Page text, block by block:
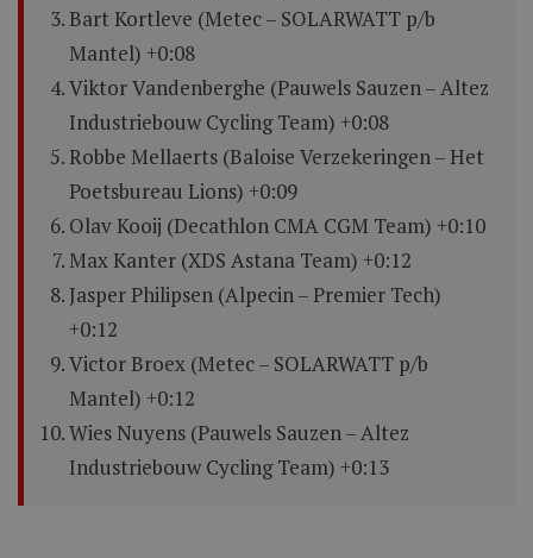
Bart Kortleve (Metec – SOLARWATT p/b
Mantel) +0:08
Viktor Vandenberghe (Pauwels Sauzen – Altez
Industriebouw Cycling Team) +0:08
Robbe Mellaerts (Baloise Verzekeringen – Het
Poetsbureau Lions) +0:09
Olav Kooij (Decathlon CMA CGM Team) +0:10
Max Kanter (XDS Astana Team) +0:12
Jasper Philipsen (Alpecin – Premier Tech)
+0:12
Victor Broex (Metec – SOLARWATT p/b
Mantel) +0:12
Wies Nuyens (Pauwels Sauzen – Altez
Industriebouw Cycling Team) +0:13